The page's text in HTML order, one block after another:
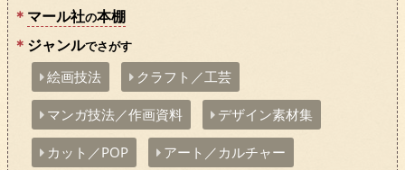
マール社の本棚
ジャンルでさがす
絵画技法 クラフト／工芸
マンガ技法／作画資料 デザイン素材集
カット／POP アート／カルチャー